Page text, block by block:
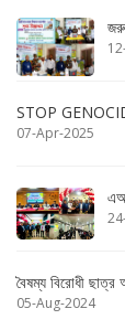
STOP
07-Apr-2025
বৈষম্য বিরোধী ছাত্র
05-Aug-2024